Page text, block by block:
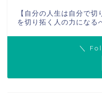
【自分の人生は自分で
を切り拓く人の力になる
＼